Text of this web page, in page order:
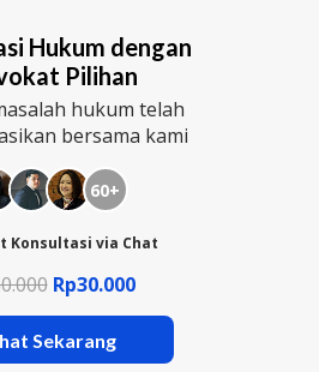
Hukum dengan
Pilihan
hukum telah
bersama kami
60+
Konsultasi via Chat
Rp30.000
Sekarang